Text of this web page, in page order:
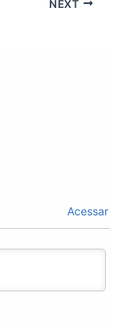
NEXT
Acessar